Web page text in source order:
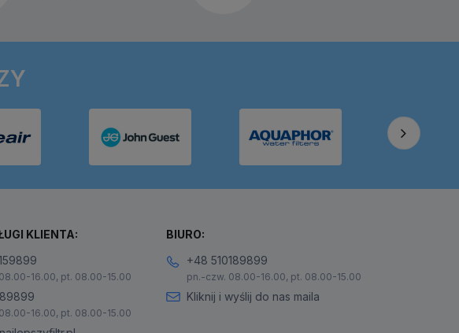
KLIENTA:
16.00, pt. 08.00-15.00
16.00, pt. 08.00-15.00
BIURO:
+48 510189899
pn.-czw. 08.00-16.00, pt. 08.00-15.00
Kliknij i wyślij do nas maila